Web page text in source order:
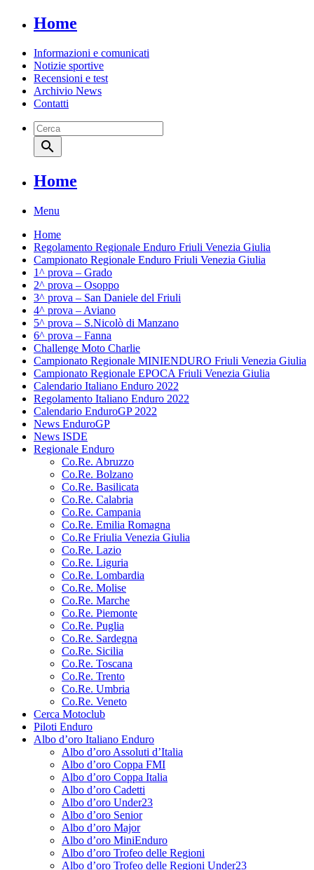
Home
Informazioni e comunicati
Notizie sportive
Recensioni e test
Archivio News
Contatti
search
Home
Menu
Home
Regolamento Regionale Enduro Friuli Venezia Giulia
Campionato Regionale Enduro Friuli Venezia Giulia
1^ prova – Grado
2^ prova – Osoppo
3^ prova – San Daniele del Friuli
4^ prova – Aviano
5^ prova – S.Nicolò di Manzano
6^ prova – Fanna
Challenge Moto Charlie
Campionato Regionale MINIENDURO Friuli Venezia Giulia
Campionato Regionale EPOCA Friuli Venezia Giulia
Calendario Italiano Enduro 2022
Regolamento Italiano Enduro 2022
Calendario EnduroGP 2022
News EnduroGP
News ISDE
Regionale Enduro
Co.Re. Abruzzo
Co.Re. Bolzano
Co.Re. Basilicata
Co.Re. Calabria
Co.Re. Campania
Co.Re. Emilia Romagna
Co.Re Friulia Venezia Giulia
Co.Re. Lazio
Co.Re. Liguria
Co.Re. Lombardia
Co.Re. Molise
Co.Re. Marche
Co.Re. Piemonte
Co.Re. Puglia
Co.Re. Sardegna
Co.Re. Sicilia
Co.Re. Toscana
Co.Re. Trento
Co.Re. Umbria
Co.Re. Veneto
Cerca Motoclub
Piloti Enduro
Albo d’oro Italiano Enduro
Albo d’oro Assoluti d’Italia
Albo d’oro Coppa FMI
Albo d’oro Coppa Italia
Albo d’oro Cadetti
Albo d’oro Under23
Albo d’oro Senior
Albo d’oro Major
Albo d’oro MiniEnduro
Albo d’oro Trofeo delle Regioni
Albo d’oro Trofeo delle Regioni Under23